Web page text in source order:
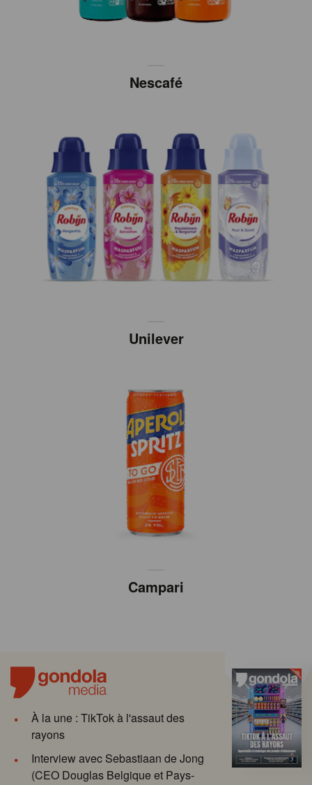
Nescafé
Unilever
Campari
À la une : TikTok à l'assaut des
rayons
Interview avec Sebastiaan de Jong
(CEO Douglas Belgique et Pays-